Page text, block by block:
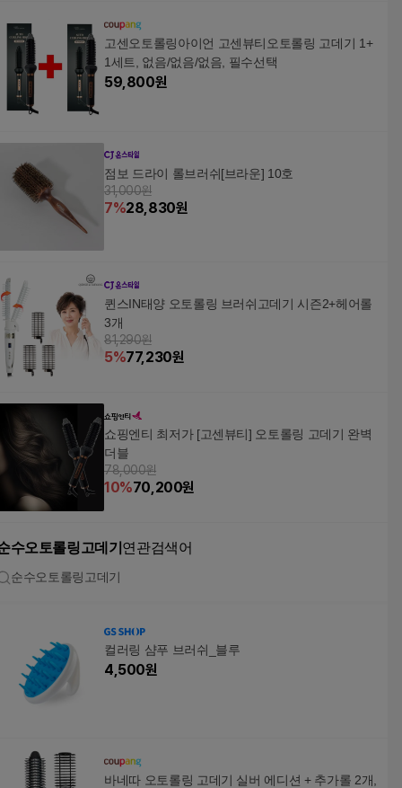
고센오토롤링아이언 고센뷰티오토롤링 고데기 1+
1세트, 없음/없음/없음, 필수선택
59,800원
점보 드라이 롤브러쉬[브라운] 10호
31,000원
7%28,830원
퀸스IN태양 오토롤링 브러쉬고데기 시즌2+헤어롤
3개
81,290원
5%77,230원
쇼핑엔티 최저가 [고센뷰티] 오토롤링 고데기 완벽
더블
78,000원
10%70,200원
수오토롤링고데기 연관검색어
순수오토롤링고데기
컬러링 샴푸 브러쉬_블루
4,500원
바네따 오토롤링 고데기 실버 에디션 + 추가롤 2개,